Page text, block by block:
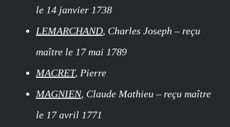
le 14 janvier 1738
LEMARCHAND, Charles Joseph – reçu
maître le 17 mai 1789
MACRET, Pierre
MAGNIEN, Claude Mathieu – reçu maître
le 17 avril 1771